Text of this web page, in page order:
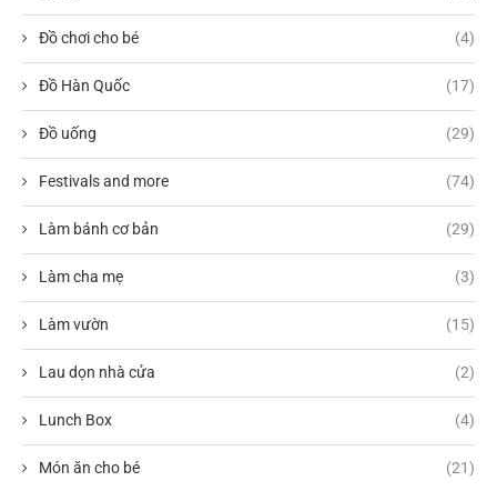
Đồ chơi cho bé (4)
Đồ Hàn Quốc (17)
Đồ uống (29)
Festivals and more (74)
Làm bánh cơ bản (29)
Làm cha mẹ (3)
Làm vườn (15)
Lau dọn nhà cửa (2)
Lunch Box (4)
Món ăn cho bé (21)